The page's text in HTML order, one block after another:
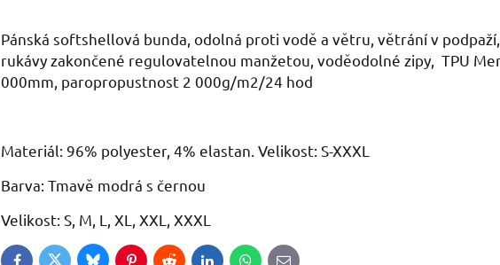
Pánská softshellová bunda, odolná proti vodě a větru, větrání v
rukávy zakončené regulovatelnou manžetou, voděodolné zipy, TPU
000mm, paropropustnost 2 000g/m2/24 hod
Materiál: 96% polyester, 4% elastan. Velikost: S-XXXL
Barva: Tmavě modrá s černou
Velikost: S, M, L, XL, XXL, XXXL